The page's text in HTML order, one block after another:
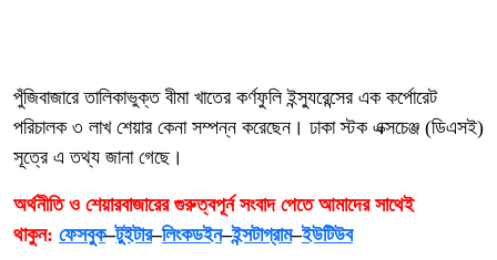
পুঁজিবাজারে তালিকাভুক্ত বীমা খাতের কর্ণফুলি ইন্স্যুরেন্সের এক কর্পোরেট
পরিচালক ৩ লাখ শেয়ার কেনা সম্পন্ন করেছেন। ঢাকা স্টক এক্সচেঞ্জ (ডিএসই)
সূত্রে এ তথ্য জানা গেছে।
অর্থনীতি ও শেয়ারবাজারের গুরুত্বপূর্ন সংবাদ পেতে আমাদের সাথেই
থাকুন: ফেসবুক–টুইটার–লিংকডইন–ইন্সটাগ্রাম–ইউটিউব